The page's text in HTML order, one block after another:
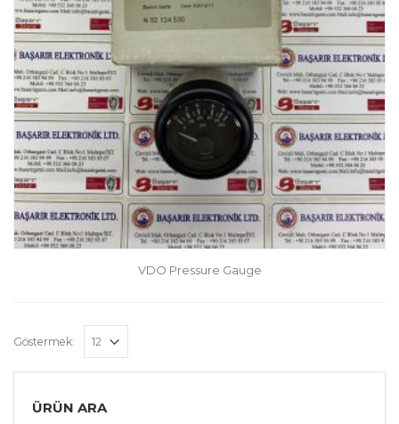
VDO Pressure Gauge
Göstermek:
ÜRÜN ARA